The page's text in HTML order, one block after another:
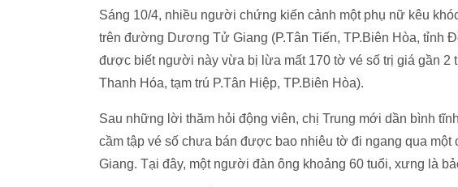
Sáng 10/4, nhiều người chứng kiến cảnh một phụ nữ kêu
trên đường Dương Tử Giang (P.Tân Tiến, TP.Biên Hòa, tỉnh
được biết người này vừa bị lừa mất 170 tờ vé số trị giá gần 2
Thanh Hóa, tạm trú P.Tân Hiệp, TP.Biên Hòa).
Sau những lời thăm hỏi động viên, chị Trung mới dần bình
cầm tập vé số chưa bán được bao nhiêu tờ đi ngang qua
Giang. Tại đây, một người đàn ông khoảng 60 tuổi, xưng là